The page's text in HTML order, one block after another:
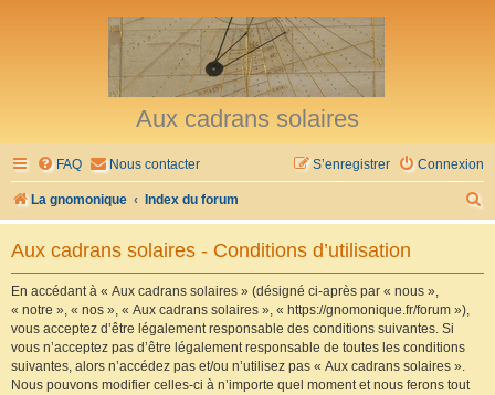
Aux cadrans solaires
FAQ Nous contacter Connexion
S’enregistrer
La gnomonique Index du forum
e
Aux cadrans solaires - Conditions d’utilisation
En accédant à « Aux cadrans solaires » (désigné ci-après par « nous »,
« notre », « nos », « Aux cadrans solaires », « https://gnomonique.fr/forum »),
vous acceptez d’être légalement responsable des conditions suivantes. Si
vous n’acceptez pas d’être légalement responsable de toutes les conditions
suivantes, alors n’accédez pas et/ou n’utilisez pas « Aux cadrans solaires ».
Nous pouvons modifier celles-ci à n’importe quel moment et nous ferons tout